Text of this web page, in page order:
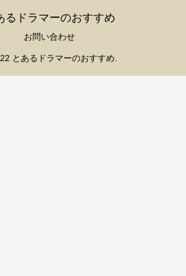
るドラマーのおすすめ
お問い合わせ
とあるドラマーのおすすめ.